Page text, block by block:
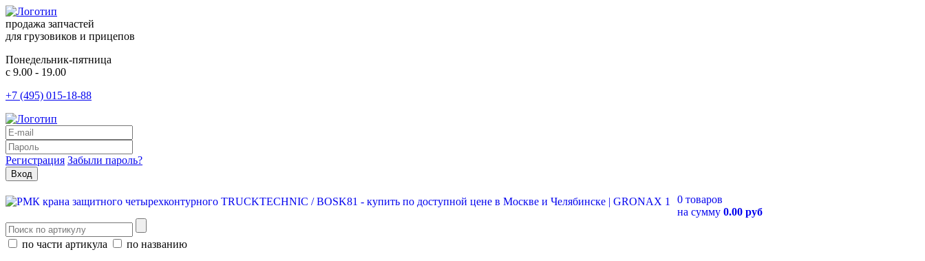
продажа запчастей
для грузовиков и прицепов
Понедельник-пятница
с 9.00 - 19.00
+7 (495) 015-18-88
Регистрация Забыли пароль?
0 товаров
на сумму 0.00 руб
по части артикула
по названию